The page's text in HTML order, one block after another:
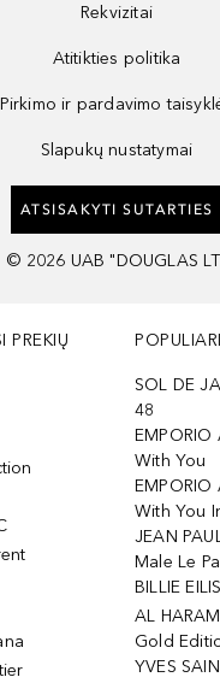
Rekvizitai
Atitikties politika
Pirkimo ir pardavimo
Slapukų nustatymai
ATSISAKYTI SUTARTIES
© 2026 UAB "DOUGLAS
PREKIŲ
SOL DE
48
With You
With You
JEAN
Male Le
BILLIE
AL
Gold
YVES